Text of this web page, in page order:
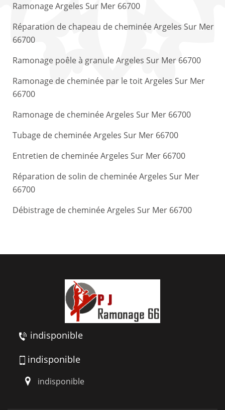
Ramonage Argeles Sur Mer 66700
Réparation de chapeau de cheminée Argeles Sur Mer
66700
Ramonage poêle à granule Argeles Sur Mer 66700
Ramonage de cheminée par le toit Argeles Sur Mer
66700
Ramonage de cheminée Argeles Sur Mer 66700
Tubage de cheminée Argeles Sur Mer 66700
Entretien de cheminée Argeles Sur Mer 66700
Réparation de solin de cheminée Argeles Sur Mer
66700
Débistrage de cheminée Argeles Sur Mer 66700
indisponible
indisponible
indisponible